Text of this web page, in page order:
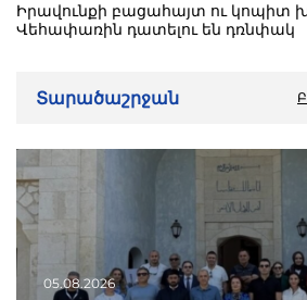
Իրավունքի բացահայտ ու կոպիտ
Վեհափառին դատելու են դռնփակ
Տարածաշրջան
05.08.2026